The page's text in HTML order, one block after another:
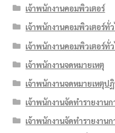
เจ้าพนักงานคอมพิวเตอร์
เจ้าพนักงานคอมพิวเตอร์ทั่
เจ้าพนักงานคอมพิวเตอร์ทั่
เจ้าพนักงานจดหมายเหตุ
เจ้าพนักงานจดหมายเหตุป
เจ้าพนักงานจัดทำรายงาน
เจ้าพนักงานจัดทำรายงาน